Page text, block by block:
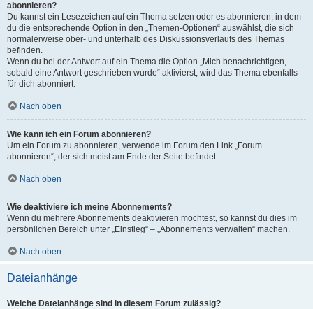
abonnieren?
Du kannst ein Lesezeichen auf ein Thema setzen oder es abonnieren, in dem
du die entsprechende Option in den „Themen-Optionen“ auswählst, die sich
normalerweise ober- und unterhalb des Diskussionsverlaufs des Themas
befinden.
Wenn du bei der Antwort auf ein Thema die Option „Mich benachrichtigen,
sobald eine Antwort geschrieben wurde“ aktivierst, wird das Thema ebenfalls
für dich abonniert.
Nach oben
Wie kann ich ein Forum abonnieren?
Um ein Forum zu abonnieren, verwende im Forum den Link „Forum
abonnieren“, der sich meist am Ende der Seite befindet.
Nach oben
Wie deaktiviere ich meine Abonnements?
Wenn du mehrere Abonnements deaktivieren möchtest, so kannst du dies im
persönlichen Bereich unter „Einstieg“ – „Abonnements verwalten“ machen.
Nach oben
Dateianhänge
Welche Dateianhänge sind in diesem Forum zulässig?